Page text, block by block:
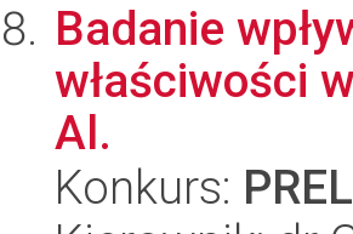
Badanie
właściwości
Al.
Konkurs: